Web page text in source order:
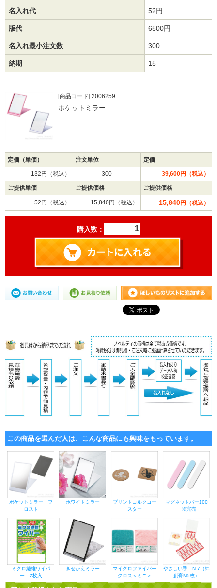
名入れ代 52円
版代 6500円
名入れ最小注文数 300
納期 15
[商品コード] 2006259
ポケットミラー
定価（単価） 注文単位 定価
132円（税込） 300 39,600円（税込）
ご提供単価 ご提供価格 ご提供価格
52円（税込） 15,840円（税込） 15,840円（税込）
購入数：
この商品を選んだ人は、こんな商品にも興味をもっています。
ポケットミラー フ
ロスト
ホワイトミラー
プリントコルクコー
スター
マグネットバー100
※完売
ミクロ繊維ワイパ
ー 2枚入
きせかえミラー
マイクロファイバー
クロス＜ミニ＞
やさしい手 N-7（絆
創膏M5枚）